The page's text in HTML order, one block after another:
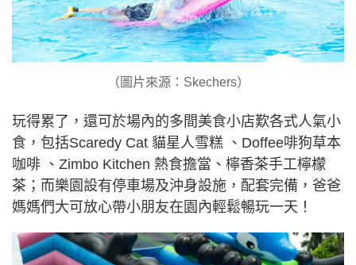
（圖片來源：Skechers）
玩得累了，還可於場內的多間美食小店歎各式人氣小
食，包括Scaredy Cat 貓星人雪糕 、Doffee啡狗草本
咖啡 、Zimbo Kitchen 熱食擔當、檸香茶手工檸檬
茶；而樂園設有停車場及沖身設施，配套完備，爸爸
媽媽們大可放心帶小朋友在園內輕鬆暢玩一天！